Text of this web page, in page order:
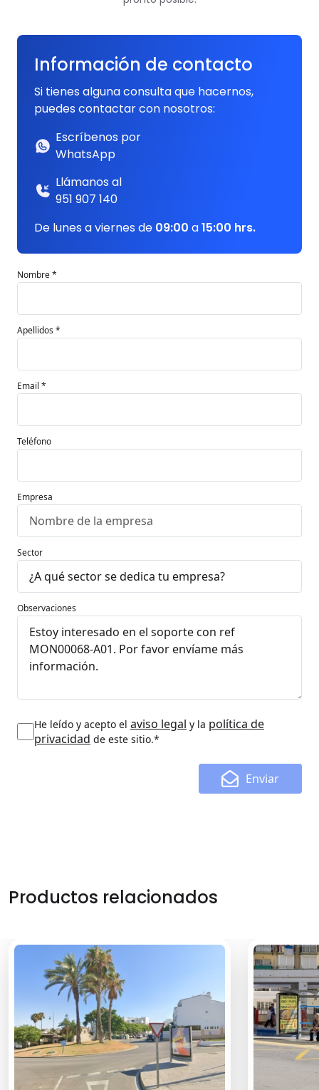
Información de contacto
Si tienes alguna consulta que hacernos,
puedes contactar con nosotros:
Escríbenos por
WhatsApp
Llámanos al
951 907 140
De lunes a viernes de 09:00 a15:00 hrs.
Nombre *
Apellidos *
Email *
Teléfono
Empresa
Sector
Observaciones
He leído y acepto el aviso legal y la política de
privacidad de este sitio.*
Enviar
Productos relacionados